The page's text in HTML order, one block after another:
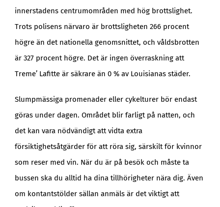
innerstadens centrumområden med hög brottslighet.
Trots polisens närvaro är brottsligheten 266 procent
högre än det nationella genomsnittet, och våldsbrotten
är 327 procent högre. Det är ingen överraskning att
Treme’ Lafitte är säkrare än 0 % av Louisianas städer.
Slumpmässiga promenader eller cykelturer bör endast
göras under dagen. Området blir farligt på natten, och
det kan vara nödvändigt att vidta extra
försiktighetsåtgärder för att röra sig, särskilt för kvinnor
som reser med vin. När du är på besök och måste ta
bussen ska du alltid ha dina tillhörigheter nära dig. Även
om kontantstölder sällan anmäls är det viktigt att